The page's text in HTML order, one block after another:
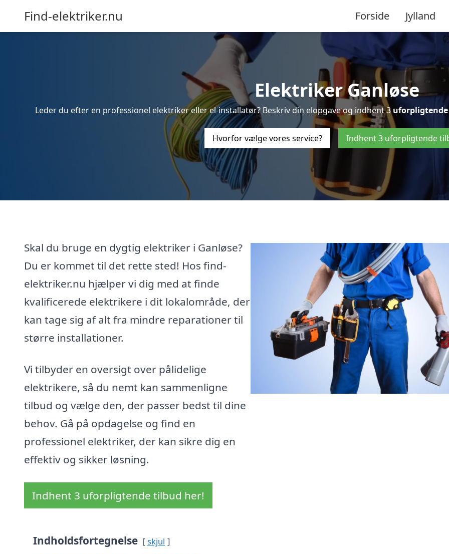
Find-elektriker.nu Forside Jylland
Elektriker Ganløse
Leder du efter en professionel elektriker eller el-installatør? Beskriv din elopgave og indhent 3uforpligtende
Hvorfor vælge vores service? Indhent 3 uforpligtende
Skal du bruge en dygtig elektriker i Ganløse?
Du er kommet til det rette sted! Hos find-
elektriker.nu hjælper vi dig med at finde
kvalificerede elektrikere i dit lokalområde, der
kan tage sig af alt fra mindre reparationer til
større installationer.
Vi tilbyder en oversigt over pålidelige
elektrikere, så du nemt kan sammenligne
tilbud og vælge den, der passer bedst til dine
behov. Gå på opdagelse og find en
professionel elektriker, der kan sikre dig en
effektiv og sikker løsning.
Indhent 3 uforpligtende tilbud her!
Indholdsfortegnelse skjul